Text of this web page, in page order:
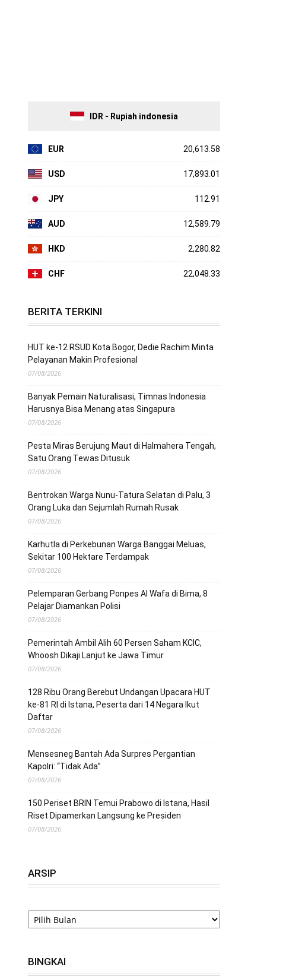
IDR - Rupiah indonesia
EUR 20,613.58
USD 17,893.01
JPY 112.91
AUD 12,589.79
HKD 2,280.82
CHF 22,048.33
BERITA TERKINI
HUT ke-12 RSUD Kota Bogor, Dedie Rachim Minta
Pelayanan Makin Profesional
07/08/2026
Banyak Pemain Naturalisasi, Timnas Indonesia
Harusnya Bisa Menang atas Singapura
07/08/2026
Pesta Miras Berujung Maut di Halmahera Tengah,
Satu Orang Tewas Ditusuk
07/08/2026
Bentrokan Warga Nunu-Tatura Selatan di Palu, 3
Orang Luka dan Sejumlah Rumah Rusak
07/08/2026
Karhutla di Perkebunan Warga Banggai Meluas,
Sekitar 100 Hektare Terdampak
07/08/2026
Pelemparan Gerbang Ponpes Al Wafa di Bima, 8
Pelajar Diamankan Polisi
07/08/2026
Pemerintah Ambil Alih 60 Persen Saham KCIC,
Whoosh Dikaji Lanjut ke Jawa Timur
07/08/2026
128 Ribu Orang Berebut Undangan Upacara HUT
ke-81 RI di Istana, Peserta dari 14 Negara Ikut
Daftar
07/08/2026
Mensesneg Bantah Ada Surpres Pergantian
Kapolri: “Tidak Ada”
07/08/2026
150 Periset BRIN Temui Prabowo di Istana, Hasil
Riset Dipamerkan Langsung ke Presiden
07/08/2026
ARSIP
ARSIP
BINGKAI